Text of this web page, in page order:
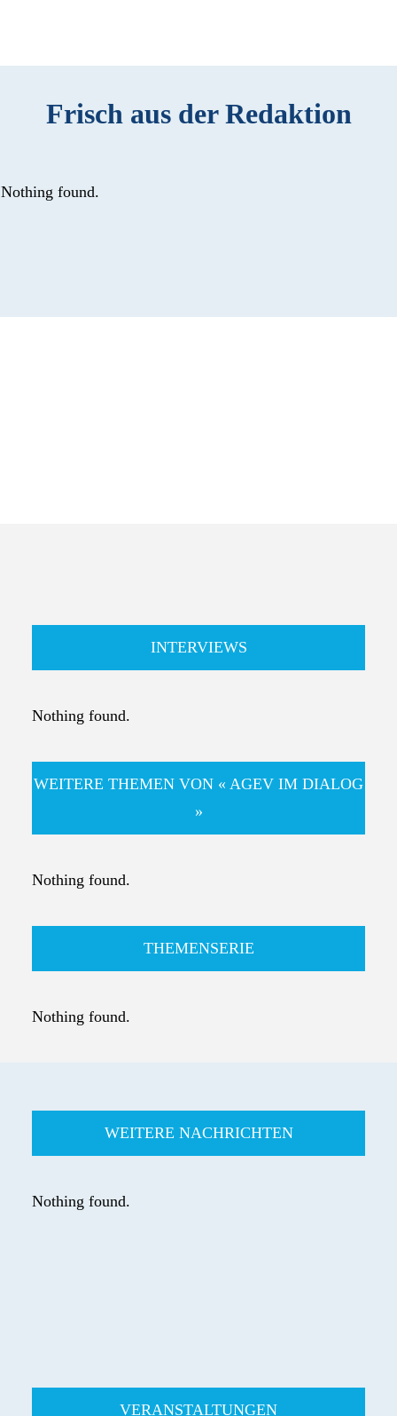
Frisch aus der Redaktion
Nothing found.
INTERVIEWS
Nothing found.
WEITERE THEMEN VON « AGEV IM DIALOG
»
Nothing found.
THEMENSERIE
Nothing found.
WEITERE NACHRICHTEN
Nothing found.
VERANSTALTUNGEN